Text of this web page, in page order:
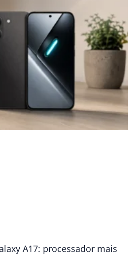
A17: processador mais